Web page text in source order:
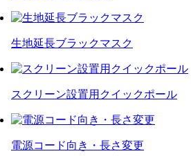
生地延長ブラックマスク
スクリーン設置用 クイックポール
電源コード向き・長さ変更